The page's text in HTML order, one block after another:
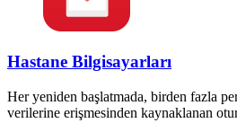
Hastane Bilgisayarları
Her yeniden başlatmada, birden fazla
verilerine erişmesinden kaynaklanan